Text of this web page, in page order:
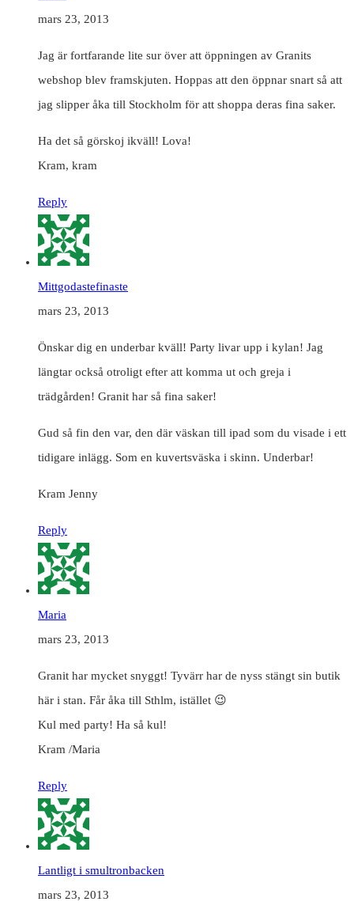
mars 23, 2013
Jag är fortfarande lite sur över att öppningen av Granits
webshop blev framskjuten. Hoppas att den öppnar snart så att
jag slipper åka till Stockholm för att shoppa deras fina saker.
Ha det så görskoj ikväll! Lova!
Kram, kram
Reply
Mittgodastefinaste
mars 23, 2013
Önskar dig en underbar kväll! Party livar upp i kylan! Jag
längtar också otroligt efter att komma ut och greja i
trädgården! Granit har så fina saker!
Gud så fin den var, den där väskan till ipad som du visade i ett
tidigare inlägg. Som en kuvertsväska i skinn. Underbar!
Kram Jenny
Reply
Maria
mars 23, 2013
Granit har mycket snyggt! Tyvärr har de nyss stängt sin butik
här i stan. Får åka till Sthlm, istället 😉
Kul med party! Ha så kul!
Kram /Maria
Reply
Lantligt i smultronbacken
mars 23, 2013